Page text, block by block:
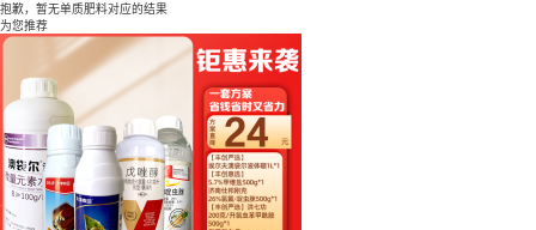
抱歉，暂无单质肥料对应的结果
为您推荐